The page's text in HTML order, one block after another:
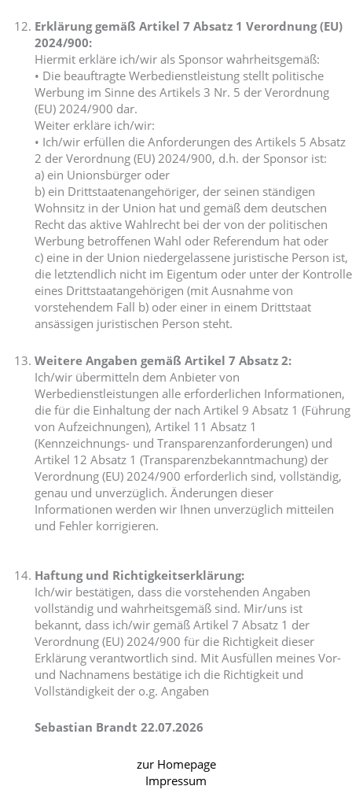
Erklärung gemäß Artikel 7 Absatz 1 Verordnung (EU)
2024/900:
Hiermit erkläre ich/wir als Sponsor wahrheitsgemäß:
• Die beauftragte Werbedienstleistung stellt politische
Werbung im Sinne des Artikels 3 Nr. 5 der Verordnung
(EU) 2024/900 dar.
Weiter erkläre ich/wir:
• Ich/wir erfüllen die Anforderungen des Artikels 5 Absatz
2 der Verordnung (EU) 2024/900, d.h. der Sponsor ist:
a) ein Unionsbürger oder
b) ein Drittstaatenangehöriger, der seinen ständigen
Wohnsitz in der Union hat und gemäß dem deutschen
Recht das aktive Wahlrecht bei der von der politischen
Werbung betroffenen Wahl oder Referendum hat oder
c) eine in der Union niedergelassene juristische Person ist,
die letztendlich nicht im Eigentum oder unter der Kontrolle
eines Drittstaatangehörigen (mit Ausnahme von
vorstehendem Fall b) oder einer in einem Drittstaat
ansässigen juristischen Person steht.
Weitere Angaben gemäß Artikel 7 Absatz 2:
Ich/wir übermitteln dem Anbieter von
Werbedienstleistungen alle erforderlichen Informationen,
die für die Einhaltung der nach Artikel 9 Absatz 1 (Führung
von Aufzeichnungen), Artikel 11 Absatz 1
(Kennzeichnungs- und Transparenzanforderungen) und
Artikel 12 Absatz 1 (Transparenzbekanntmachung) der
Verordnung (EU) 2024/900 erforderlich sind, vollständig,
genau und unverzüglich. Änderungen dieser
Informationen werden wir Ihnen unverzüglich mitteilen
und Fehler korrigieren.
Haftung und Richtigkeitserklärung:
Ich/wir bestätigen, dass die vorstehenden Angaben
vollständig und wahrheitsgemäß sind. Mir/uns ist
bekannt, dass ich/wir gemäß Artikel 7 Absatz 1 der
Verordnung (EU) 2024/900 für die Richtigkeit dieser
Erklärung verantwortlich sind. Mit Ausfüllen meines Vor-
und Nachnamens bestätige ich die Richtigkeit und
Vollständigkeit der o.g. Angaben
Sebastian Brandt 22.07.2026
zur Homepage
Impressum